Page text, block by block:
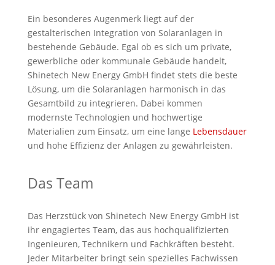
Ein besonderes Augenmerk liegt auf der
gestalterischen Integration von Solaranlagen in
bestehende Gebäude. Egal ob es sich um private,
gewerbliche oder kommunale Gebäude handelt,
Shinetech New Energy GmbH findet stets die beste
Lösung, um die Solaranlagen harmonisch in das
Gesamtbild zu integrieren. Dabei kommen
modernste Technologien und hochwertige
Materialien zum Einsatz, um eine lange Lebensdauer
und hohe Effizienz der Anlagen zu gewährleisten.
Das Team
Das Herzstück von Shinetech New Energy GmbH ist
ihr engagiertes Team, das aus hochqualifizierten
Ingenieuren, Technikern und Fachkräften besteht.
Jeder Mitarbeiter bringt sein spezielles Fachwissen